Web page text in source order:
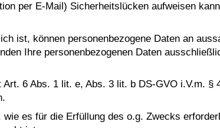
per E-Mail) Sicherheitslücken aufweisen
ist, können personenbezogene Daten an
Ihre personenbezogenen Daten
6 Abs. 1 lit. e, Abs. 3 lit. b DS-GVO i.V.m. §
es für die Erfüllung des o.g. Zwecks